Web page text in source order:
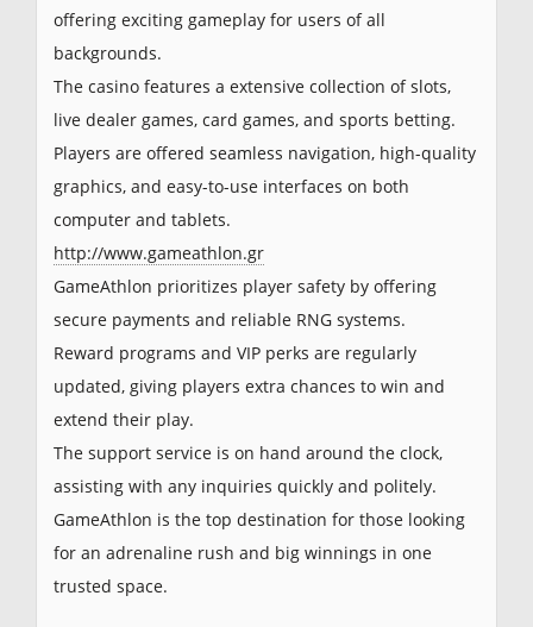
offering exciting gameplay for users of all
backgrounds.
The casino features a extensive collection of slots,
live dealer games, card games, and sports betting.
Players are offered seamless navigation, high-quality
graphics, and easy-to-use interfaces on both
computer and tablets.
http://www.gameathlon.gr
GameAthlon prioritizes player safety by offering
secure payments and reliable RNG systems.
Reward programs and VIP perks are regularly
updated, giving players extra chances to win and
extend their play.
The support service is on hand around the clock,
assisting with any inquiries quickly and politely.
GameAthlon is the top destination for those looking
for an adrenaline rush and big winnings in one
trusted space.